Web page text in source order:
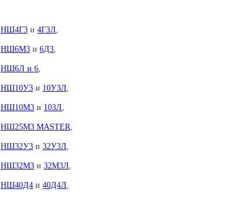
НШ4Г3 и 4Г3Л
НШ6М3 и 6Д3
НШ6Л и 6
НШ10У3 и 10У3Л
НШ10М3 и 103Л
НШ25М3 MASTER
НШ32У3 и 32У3Л
НШ32М3 и 32М3Л
НШ40Д4 и 40Д4Л